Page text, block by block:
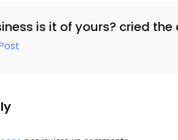
is it of yours? cried the